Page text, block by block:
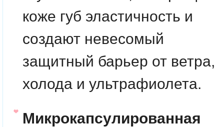
коже губ эластичность и
создают невесомый
защитный барьер от ветра,
холода и ультрафиолета.
Микрокапсулированная